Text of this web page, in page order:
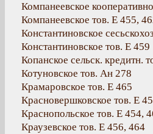
Компанеевское
Компанеевское тов. Е 455,
Константиновское
Константиновское тов. Е 459
Копанское сельск. кредитн.
Котуновское тов. Ан 278
Крамаровское тов. Е 465
Красновершковское тов. Е
Краснопольское тов. Е 454,
Краузевское тов. Е 456, 464